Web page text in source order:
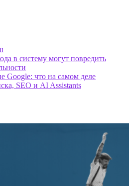
в систему могут повредить
Google: что на самом деле
SEO и AI Assistants